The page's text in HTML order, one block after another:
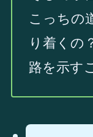
こっちの
り着くの
路を示す